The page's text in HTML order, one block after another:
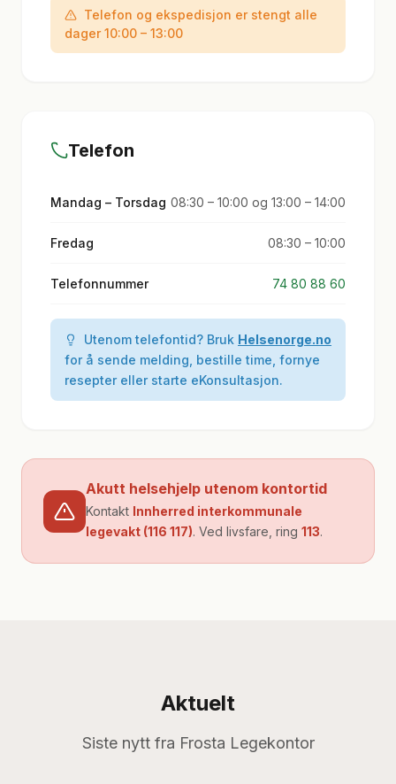
Telefon og ekspedisjon er stengt alle
dager 10:00 – 13:00
Telefon
Mandag – Torsdag 08:30 – 10:00 og 13:00 – 14:00
Fredag 08:30 – 10:00
Telefonnummer 74 80 88 60
Utenom telefontid? Bruk Helsenorge.no
for å sende melding, bestille time, fornye
resepter eller starte eKonsultasjon.
Akutt helsehjelp utenom kontortid
Kontakt Innherred interkommunale
legevakt (116 117). Ved livsfare, ring 113.
Aktuelt
Siste nytt fra Frosta Legekontor